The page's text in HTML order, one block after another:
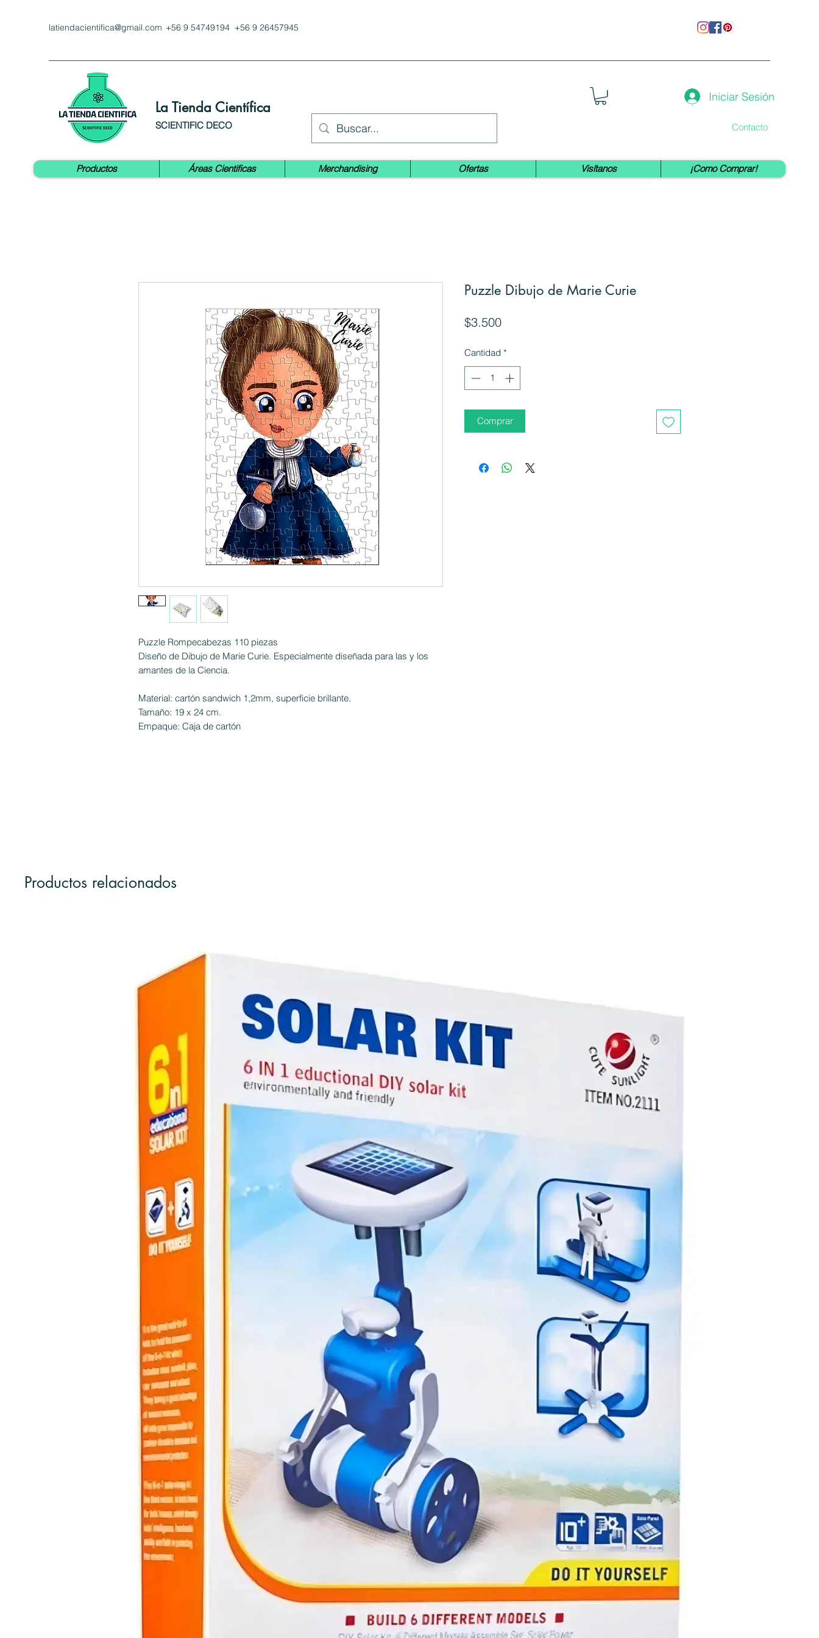
latiendacientifica@gmail.com +56 9 54749194 +56 9 26457945
La Tienda Científica
SCIENTIFIC DECO
Iniciar Sesión
Contacto
Productos Áreas Cientificas Merchandising Ofertas Visítanos ¡Como Comprar!
Productos relacionados
Puzzle Rompecabezas 110 piezas
Diseño de Dibujo de Marie Curie. Especialmente diseñada para las y los
amantes de la Ciencia.
Material: cartón sandwich 1,2mm, superficie brillante.
Tamaño: 19 x 24 cm.
Empaque: Caja de cartón
Puzzle Dibujo de Marie Curie
$3.500Precio
Cantidad *
Comprar